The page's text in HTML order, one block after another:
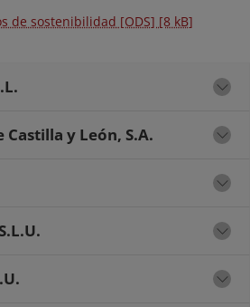
de sostenibilidad [ODS] [8 kB]
y León, S.A.